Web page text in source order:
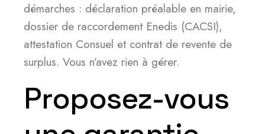
démarches : déclaration préalable en mairie,
dossier de raccordement Enedis (CACSI),
attestation Consuel et contrat de revente de
surplus. Vous n’avez rien à gérer.
Proposez-vous